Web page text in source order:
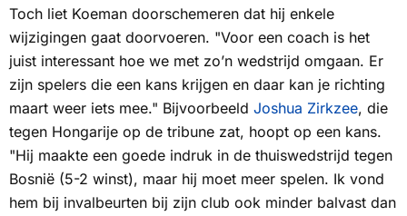
Toch liet Koeman doorschemeren dat hij enkele
wijzigingen gaat doorvoeren. "Voor een coach is het
juist interessant hoe we met zo’n wedstrijd omgaan. Er
zijn spelers die een kans krijgen en daar kan je richting
maart weer iets mee." Bijvoorbeeld Joshua Zirkzee, die
tegen Hongarije op de tribune zat, hoopt op een kans.
"Hij maakte een goede indruk in de thuiswedstrijd tegen
Bosnië (5-2 winst), maar hij moet meer spelen. Ik vond
hem bij invalbeurten bij zijn club ook minder balvast dan